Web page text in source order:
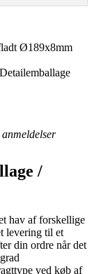
Ø189x8mm
anmeldelser
/
hav af forskellige
levering til et
din ordre når det
ved køb af